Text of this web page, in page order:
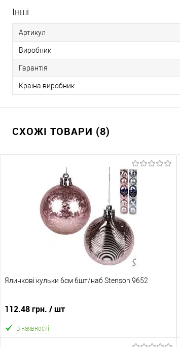
Інші
Артикул
Виробник
Гарантія
Країна виробник
СХОЖІ ТОВАРИ (8)
Ялинкові кульки 6см 6шт/наб Stenson 9652
112.48 грн. / шт
В наявності